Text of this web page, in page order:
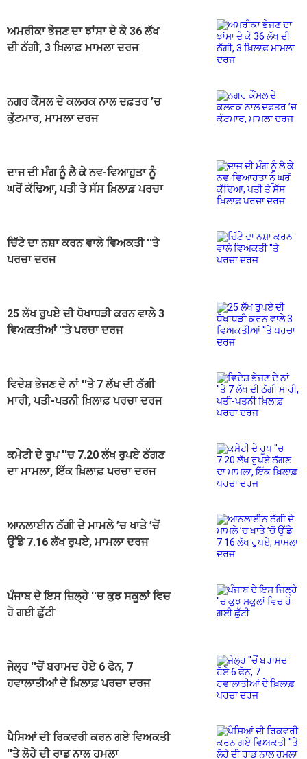
ਅਮਰੀਕਾ ਭੇਜਣ ਦਾ ਝਾਂਸਾ ਦੇ ਕੇ 36 ਲੱਖ
ਦੀ ਠੱਗੀ, 3 ਖ਼ਿਲਾਫ਼ ਮਾਮਲਾ ਦਰਜ
ਨਗਰ ਕੌਂਸਲ ਦੇ ਕਲਰਕ ਨਾਲ ਦਫ਼ਤਰ ’ਚ
ਕੁੱਟਮਾਰ, ਮਾਮਲਾ ਦਰਜ
ਦਾਜ ਦੀ ਮੰਗ ਨੂੰ ਲੈ ਕੇ ਨਵ-ਵਿਆਹੁਤਾ ਨੂੰ
ਘਰੋਂ ਕੱਢਿਆ, ਪਤੀ ਤੇ ਸੱਸ ਖ਼ਿਲਾਫ਼ ਪਰਚਾ
ਚਿੱਟੇ ਦਾ ਨਸ਼ਾ ਕਰਨ ਵਾਲੇ ਵਿਅਕਤੀ ''ਤੇ
ਪਰਚਾ ਦਰਜ
25 ਲੱਖ ਰੁਪਏ ਦੀ ਧੋਖਾਧੜੀ ਕਰਨ ਵਾਲੇ 3
ਵਿਅਕਤੀਆਂ ''ਤੇ ਪਰਚਾ ਦਰਜ
ਵਿਦੇਸ਼ ਭੇਜਣ ਦੇ ਨਾਂ ''ਤੇ 7 ਲੱਖ ਦੀ ਠੱਗੀ
ਮਾਰੀ, ਪਤੀ-ਪਤਨੀ ਖ਼ਿਲਾਫ਼ ਪਰਚਾ ਦਰਜ
ਕਮੇਟੀ ਦੇ ਰੂਪ ''ਚ 7.20 ਲੱਖ ਰੁਪਏ ਠੱਗਣ
ਦਾ ਮਾਮਲਾ, ਇੱਕ ਖ਼ਿਲਾਫ਼ ਪਰਚਾ ਦਰਜ
ਆਨਲਾਈਨ ਠੱਗੀ ਦੇ ਮਾਮਲੇ ’ਚ ਖਾਤੇ ’ਚੋਂ
ਉੱਡੇ 7.16 ਲੱਖ ਰੁਪਏ, ਮਾਮਲਾ ਦਰਜ
ਪੰਜਾਬ ਦੇ ਇਸ ਜ਼ਿਲ੍ਹੇ ''ਚ ਕੁਝ ਸਕੂਲਾਂ ਵਿਚ
ਹੋ ਗਈ ਛੁੱਟੀ
ਜੇਲ੍ਹ ''ਚੋਂ ਬਰਾਮਦ ਹੋਏ 6 ਫੋਨ, 7
ਹਵਾਲਾਤੀਆਂ ਦੇ ਖ਼ਿਲਾਫ਼ ਪਰਚਾ ਦਰਜ
ਪੈਸਿਆਂ ਦੀ ਰਿਕਵਰੀ ਕਰਨ ਗਏ ਵਿਅਕਤੀ
''ਤੇ ਲੋਹੇ ਦੀ ਰਾਡ ਨਾਲ ਹਮਲਾ